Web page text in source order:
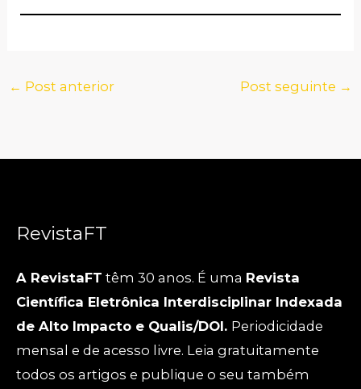
← Post anterior Post seguinte →
RevistaFT
A RevistaFT têm 30 anos. É uma Revista
Científica Eletrônica Interdisciplinar Indexada
de Alto Impacto e Qualis/DOI. Periodicidade
mensal e de acesso livre. Leia gratuitamente
todos os artigos e publique o seu também